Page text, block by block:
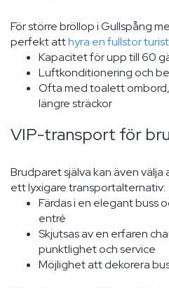
För större bröllop i Gullspång
perfekt atthyra en fullstor
Kapacitet för upp till 60
Luftkonditionering och
Ofta med toalett
längre sträckor
VIP-transport för
Brudparet själva kan även välja
ett lyxigare transportalternativ:
Färdas i en elegant buss
entré
Skjutsas av en erfaren
punktlighet och service
Möjlighet att dekorera